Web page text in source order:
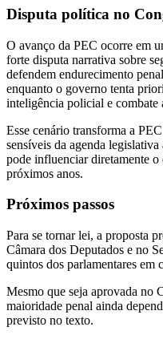
Disputa política no
O avanço da PEC ocorre em
forte disputa narrativa sobre
defendem endurecimento
enquanto o governo tenta
inteligência policial e combate
Esse cenário transforma a
sensíveis da agenda
pode influenciar diretamente
próximos anos.
Próximos passos
Para se tornar lei, a proposta
Câmara dos Deputados e no
quintos dos parlamentares em
Mesmo que seja aprovada no
maioridade penal ainda
previsto no texto.